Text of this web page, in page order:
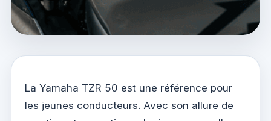
La Yamaha TZR 50 est une référence pour
les jeunes conducteurs. Avec son allure de